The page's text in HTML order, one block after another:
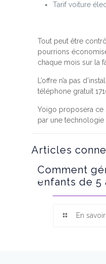
Tarif voiture
Tout peut être
pourrions
chaque mois sur la
L’offre n’a pas
téléphone gratuit
Yoigo proposera ce
par une technologie
Articles
Comment
enfants de 5
En